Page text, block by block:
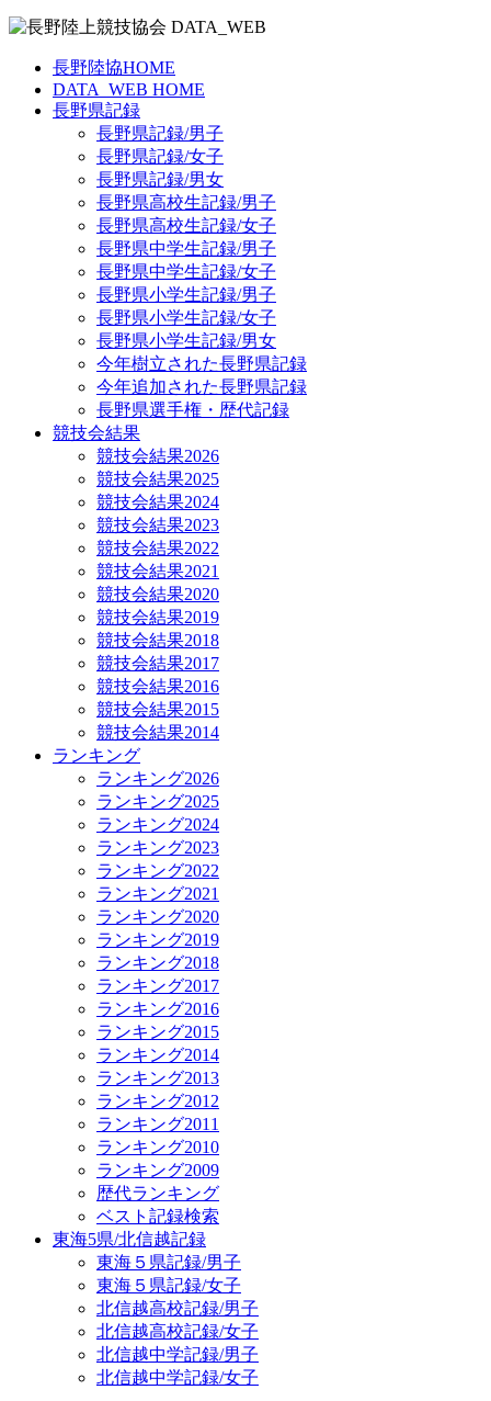
長野陸協HOME
DATA_WEB HOME
長野県記録
長野県記録/男子
長野県記録/女子
長野県記録/男女
長野県高校生記録/男子
長野県高校生記録/女子
長野県中学生記録/男子
長野県中学生記録/女子
長野県小学生記録/男子
長野県小学生記録/女子
長野県小学生記録/男女
今年樹立された長野県記録
今年追加された長野県記録
長野県選手権・歴代記録
競技会結果
競技会結果2026
競技会結果2025
競技会結果2024
競技会結果2023
競技会結果2022
競技会結果2021
競技会結果2020
競技会結果2019
競技会結果2018
競技会結果2017
競技会結果2016
競技会結果2015
競技会結果2014
ランキング
ランキング2026
ランキング2025
ランキング2024
ランキング2023
ランキング2022
ランキング2021
ランキング2020
ランキング2019
ランキング2018
ランキング2017
ランキング2016
ランキング2015
ランキング2014
ランキング2013
ランキング2012
ランキング2011
ランキング2010
ランキング2009
歴代ランキング
ベスト記録検索
東海5県/北信越記録
東海５県記録/男子
東海５県記録/女子
北信越高校記録/男子
北信越高校記録/女子
北信越中学記録/男子
北信越中学記録/女子